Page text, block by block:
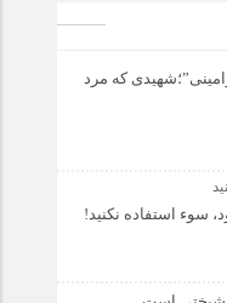
شد
که مرد
سوء استفاده نکنید!